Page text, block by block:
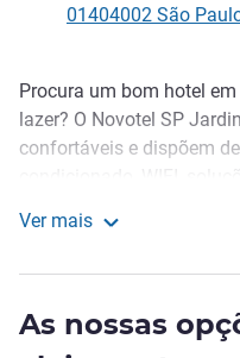
01404002 São
Descrição
Procura um bom hotel
lazer? O Novotel SP
confortáveis e dispõem
hidromassagem exterior.
com piscina e ginásio
Ver mais
As nossas